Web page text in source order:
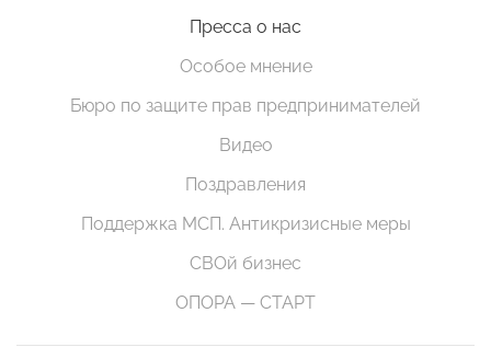
Пресса о нас
Особое мнение
Бюро по защите прав предпринимателей
Видео
Поздравления
Поддержка МСП. Антикризисные меры
СВОй бизнес
ОПОРА — СТАРТ